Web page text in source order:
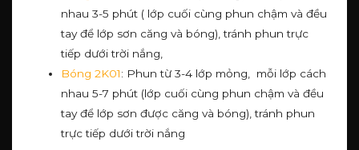
nhau 3-5 phút ( lớp cuối cùng phun chậm và đều
tay để lớp sơn căng và bóng), tránh phun trực
tiếp dưới trời nắng,
Bóng 2K01: Phun từ 3-4 lớp mỏng, mỗi lớp cách
nhau 5-7 phút (lớp cuối cùng phun chậm và đều
tay để lớp sơn được căng và bóng), tránh phun
trực tiếp dưới trời nắng